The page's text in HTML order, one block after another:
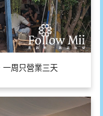
一周只營業三天